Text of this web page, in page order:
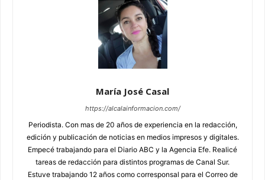
María José Casal
https://alcalainformacion.com/
Periodista. Con mas de 20 años de experiencia en la redacción,
edición y publicación de noticias en medios impresos y digitales.
Empecé trabajando para el Diario ABC y la Agencia Efe. Realicé
tareas de redacción para distintos programas de Canal Sur.
Estuve trabajando 12 años como corresponsal para el Correo de